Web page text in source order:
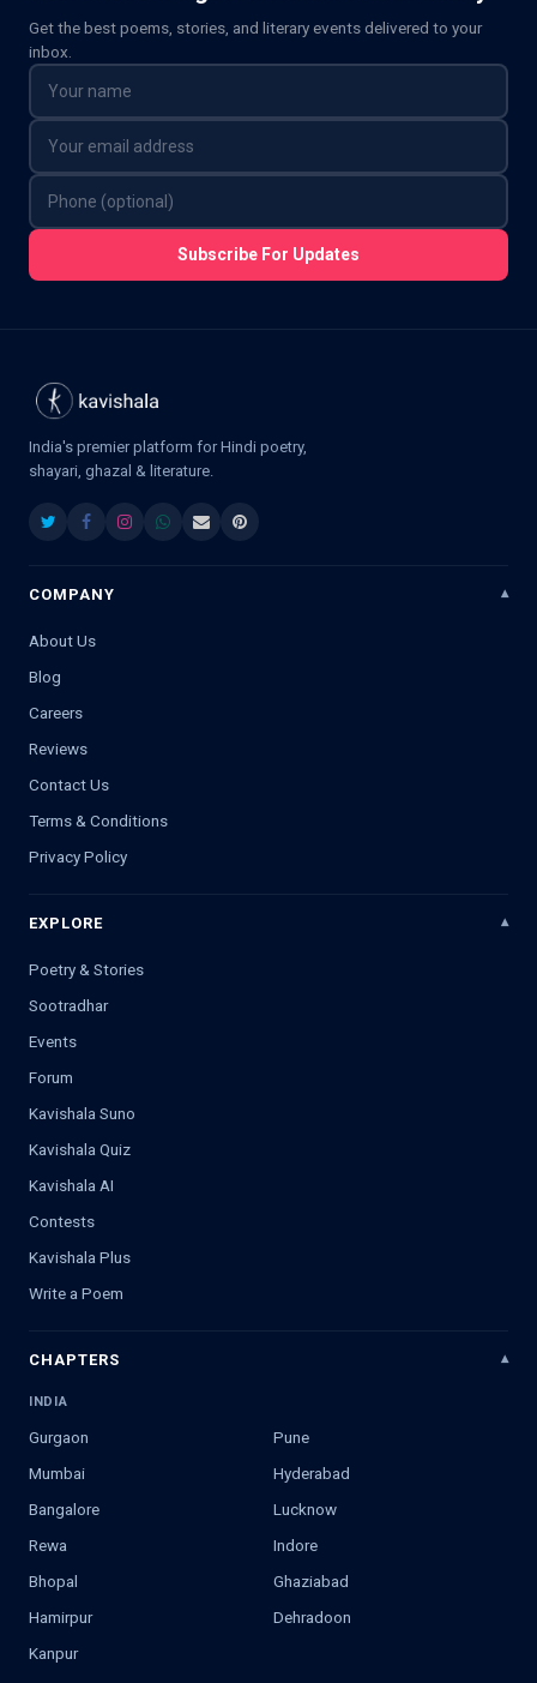
Get the best poems, stories, and literary events delivered to your
inbox.
Subscribe For Updates
India's premier platform for Hindi poetry,
shayari, ghazal & literature.
COMPANY
About Us
Blog
Careers
Reviews
Contact Us
Terms & Conditions
Privacy Policy
EXPLORE
Poetry & Stories
Sootradhar
Events
Forum
Kavishala Suno
Kavishala Quiz
Kavishala AI
Contests
Kavishala Plus
Write a Poem
CHAPTERS
INDIA
Gurgaon
Pune
Mumbai
Hyderabad
Bangalore
Lucknow
Rewa
Indore
Bhopal
Ghaziabad
Hamirpur
Dehradoon
Kanpur